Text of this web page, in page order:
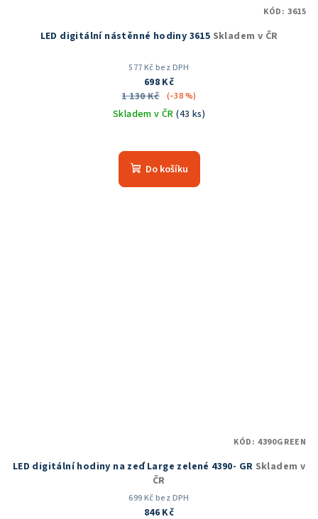
LED digitální nástěnné hodiny 3615 Skladem v ČR
577 Kč bez DPH
698 Kč
1 130 Kč
(–38 %)
Skladem v ČR(43 ks)
hodnocení
produktu
Do košíku
KÓD: 3615
LED digitální hodiny na zeď Large zelené 4390- GR Skladem v
ČR
699 Kč bez DPH
846 Kč
KÓD: 4390GREEN